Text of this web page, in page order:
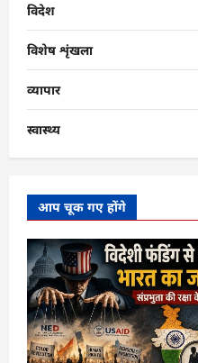
विदेश
विशेष शृंखला
व्यापार
स्वास्थ्य
आप चूक गए होंगे